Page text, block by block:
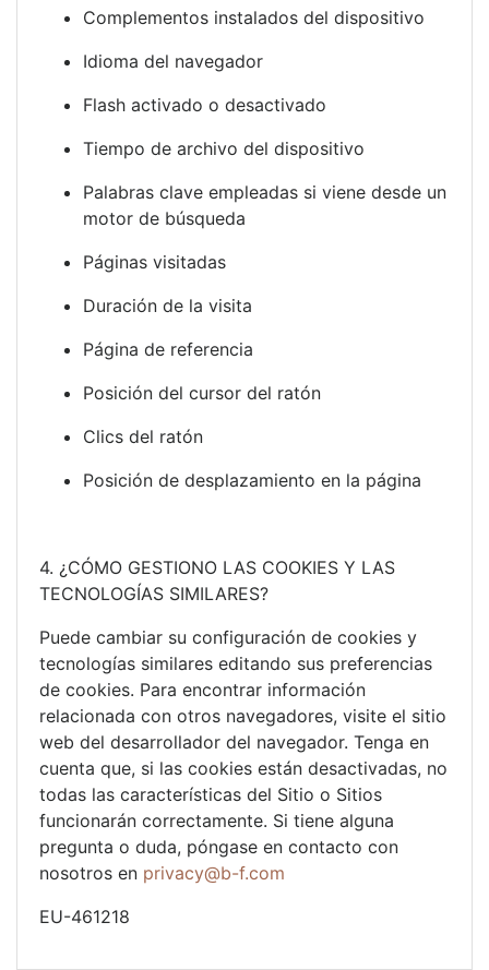
Complementos instalados del dispositivo
Idioma del navegador
Flash activado o desactivado
Tiempo de archivo del dispositivo
Palabras clave empleadas si viene desde un
motor de búsqueda
Páginas visitadas
Duración de la visita
Página de referencia
Posición del cursor del ratón
Clics del ratón
Posición de desplazamiento en la página
4. ¿CÓMO GESTIONO LAS COOKIES Y LAS
TECNOLOGÍAS SIMILARES?
Puede cambiar su configuración de cookies y
tecnologías similares editando sus preferencias
de cookies. Para encontrar información
relacionada con otros navegadores, visite el sitio
web del desarrollador del navegador. Tenga en
cuenta que, si las cookies están desactivadas, no
todas las características del Sitio o Sitios
funcionarán correctamente. Si tiene alguna
pregunta o duda, póngase en contacto con
nosotros en privacy@b-f.com
EU-461218